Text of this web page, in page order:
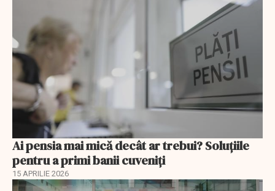
Ai pensia mai mică decât ar trebui? Soluţiile
pentru a primi banii cuveniţi
15 APRILIE 2026